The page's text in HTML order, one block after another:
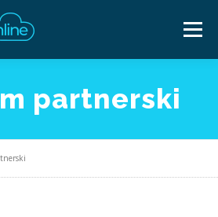
Menu
Częste pytania
partnerski